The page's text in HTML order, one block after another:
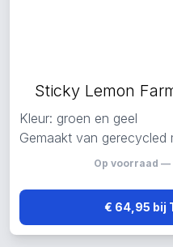
Sticky Lemon
Kleur: groen en geel
Gemaakt van gerecycled
Op voorraad —
€ 64,95 bij